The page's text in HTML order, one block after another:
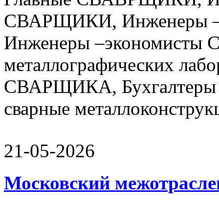
СВАРЩИКИ, Инженеры
Инженеры
металлографических
СВАРЩИКА, Бухгалтеры
сварные
21-05-2026
Московский